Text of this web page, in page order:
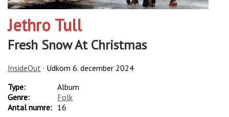
Jethro Tull
Fresh Snow At Christmas
InsideOut · Udkom 6. december 2024
Type:
Album
Genre:
Folk
Antal numre: 16